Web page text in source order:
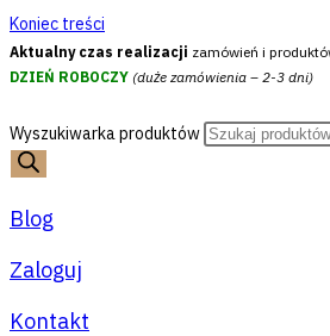
Koniec treści
Aktualny czas realizacji zamówień i
DZIEŃ ROBOCZY (duże zamówienia – 2-3 dni)
Wyszukiwarka produktów
Blog
Zaloguj
Kontakt